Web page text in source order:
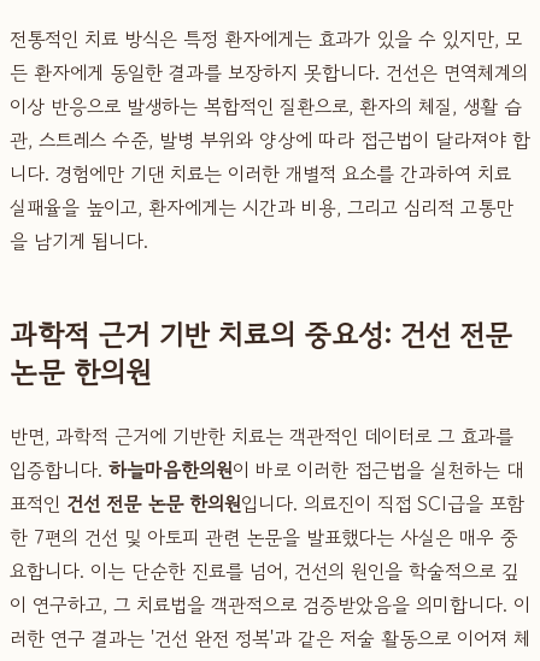
전통적인 치료 방식은 특정 환자에게는 효과가 있을 수 있지만, 모
든 환자에게 동일한 결과를 보장하지 못합니다. 건선은 면역체계의
이상 반응으로 발생하는 복합적인 질환으로, 환자의 체질, 생활 습
관, 스트레스 수준, 발병 부위와 양상에 따라 접근법이 달라져야 합
니다. 경험에만 기댄 치료는 이러한 개별적 요소를 간과하여 치료
실패율을 높이고, 환자에게는 시간과 비용, 그리고 심리적 고통만
을 남기게 됩니다.
과학적 근거 기반 치료의 중요성: 건선 전문
논문 한의원
반면, 과학적 근거에 기반한 치료는 객관적인 데이터로 그 효과를
입증합니다. 하늘마음한의원이 바로 이러한 접근법을 실천하는 대
표적인 건선 전문 논문 한의원입니다. 의료진이 직접 SCI급을 포함
한 7편의 건선 및 아토피 관련 논문을 발표했다는 사실은 매우 중
요합니다. 이는 단순한 진료를 넘어, 건선의 원인을 학술적으로 깊
이 연구하고, 그 치료법을 객관적으로 검증받았음을 의미합니다. 이
러한 연구 결과는 '건선 완전 정복'과 같은 저술 활동으로 이어져 체